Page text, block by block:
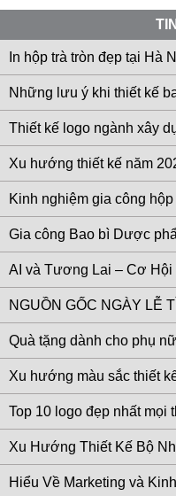
In hộp trà tròn đẹp tại Hà
Những lưu ý khi thiết kế
Thiết kế logo ngành xây
Xu hướng thiết kế năm
Kinh nghiệm gia công
Gia công Bao bì Dược
AI và Tương Lai – Cơ
NGUỒN GỐC NGÀY LỄ
Quà tặng dành cho phụ nữ
Xu hướng màu sắc thiết
Top 10 logo đẹp nhất mọi
Xu Hướng Thiết Kế Bộ
Hiểu Về Marketing và